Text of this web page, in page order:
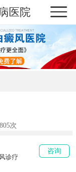
医院
805次
诊疗
咨询